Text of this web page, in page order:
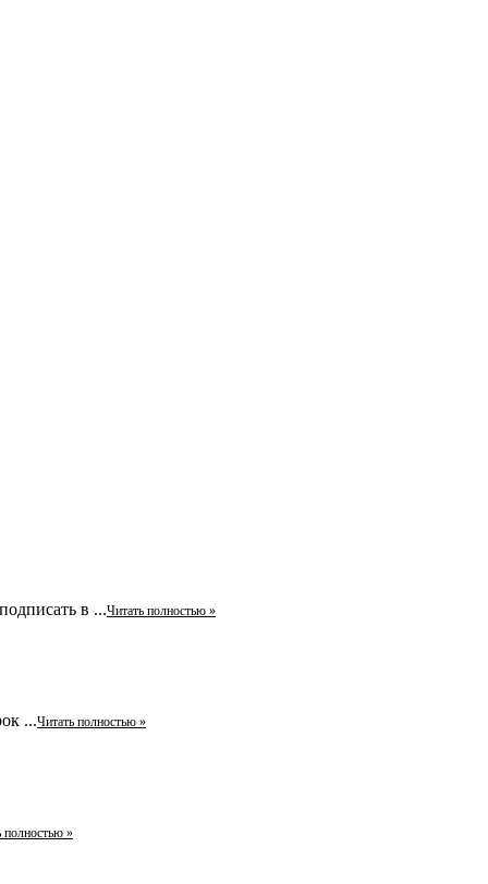
в ...Читать полностью »
...Читать полностью »
полностью »